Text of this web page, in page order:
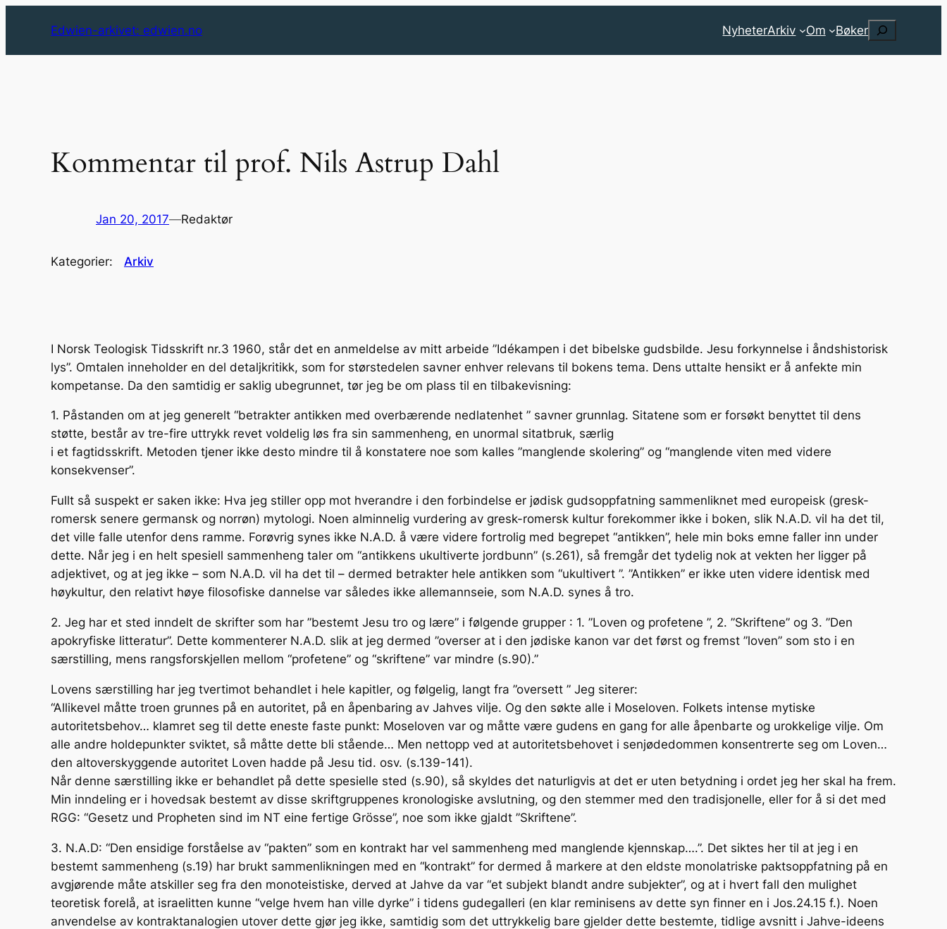
Edwien-arkivet: edwien.no NyheterArkiv Om BøkerSearch
Kommentar til prof. Nils Astrup Dahl
Jan 20, 2017—Redaktør
Kategorier: Arkiv
I Norsk Teologisk Tidsskrift nr.3 1960, står det en anmeldelse av mitt arbeide ”Idékampen i det bibelske gudsbilde. Jesu forkynnelse i åndshistorisk
lys”. Omtalen inneholder en del detaljkritikk, som for størstedelen savner enhver relevans til bokens tema. Dens uttalte hensikt er å anfekte min
kompetanse. Da den samtidig er saklig ubegrunnet, tør jeg be om plass til en tilbakevisning:
1. Påstanden om at jeg generelt “betrakter antikken med overbærende nedlatenhet ” savner grunnlag. Sitatene som er forsøkt benyttet til dens
støtte, består av tre-fire uttrykk revet voldelig løs fra sin sammenheng, en unormal sitatbruk, særlig
i et fagtidsskrift. Metoden tjener ikke desto mindre til å konstatere noe som kalles ”manglende skolering” og “manglende viten med videre
konsekvenser”.
Fullt så suspekt er saken ikke: Hva jeg stiller opp mot hverandre i den forbindelse er jødisk gudsoppfatning sammenliknet med europeisk (gresk-
romersk senere germansk og norrøn) mytologi. Noen alminnelig vurdering av gresk-romersk kultur forekommer ikke i boken, slik N.A.D. vil ha det til,
det ville falle utenfor dens ramme. Forøvrig synes ikke N.A.D. å være videre fortrolig med begrepet “antikken”, hele min boks emne faller inn under
dette. Når jeg i en helt spesiell sammenheng taler om “antikkens ukultiverte jordbunn” (s.261), så fremgår det tydelig nok at vekten her ligger på
adjektivet, og at jeg ikke – som N.A.D. vil ha det til – dermed betrakter hele antikken som “ukultivert ”. ”Antikken” er ikke uten videre identisk med
høykultur, den relativt høye filosofiske dannelse var således ikke allemannseie, som N.A.D. synes å tro.
2. Jeg har et sted inndelt de skrifter som har ”bestemt Jesu tro og lære” i følgende grupper : 1. ”Loven og profetene ”, 2. ”Skriftene” og 3. ”Den
apokryfiske litteratur”. Dette kommenterer N.A.D. slik at jeg dermed ”overser at i den jødiske kanon var det først og fremst ”loven” som sto i en
særstilling, mens rangsforskjellen mellom “profetene” og “skriftene” var mindre (s.90).”
Lovens særstilling har jeg tvertimot behandlet i hele kapitler, og følgelig, langt fra ”oversett ” Jeg siterer:
“Allikevel måtte troen grunnes på en autoritet, på en åpenbaring av Jahves vilje. Og den søkte alle i Moseloven. Folkets intense mytiske
autoritetsbehov… klamret seg til dette eneste faste punkt: Moseloven var og måtte være gudens en gang for alle åpenbarte og urokkelige vilje. Om
alle andre holdepunkter sviktet, så måtte dette bli stående… Men nettopp ved at autoritetsbehovet i senjødedommen konsentrerte seg om Loven…
den altoverskyggende autoritet Loven hadde på Jesu tid. osv. (s.139-141).
Når denne særstilling ikke er behandlet på dette spesielle sted (s.90), så skyldes det naturligvis at det er uten betydning i ordet jeg her skal ha frem.
Min inndeling er i hovedsak bestemt av disse skriftgruppenes kronologiske avslutning, og den stemmer med den tradisjonelle, eller for å si det med
RGG: “Gesetz und Propheten sind im NT eine fertige Grösse”, noe som ikke gjaldt ”Skriftene”.
3. N.A.D: “Den ensidige forståelse av “pakten” som en kontrakt har vel sammenheng med manglende kjennskap….”. Det siktes her til at jeg i en
bestemt sammenheng (s.19) har brukt sammenlikningen med en “kontrakt” for dermed å markere at den eldste monolatriske paktsoppfatning på en
avgjørende måte atskiller seg fra den monoteistiske, derved at Jahve da var “et subjekt blandt andre subjekter”, og at i hvert fall den mulighet
teoretisk forelå, at israelitten kunne “velge hvem han ville dyrke” i tidens gudegalleri (en klar reminisens av dette syn finner en i Jos.24.15 f.). Noen
anvendelse av kontraktanalogien utover dette gjør jeg ikke, samtidig som det uttrykkelig bare gjelder dette bestemte, tidlige avsnitt i Jahve-ideens